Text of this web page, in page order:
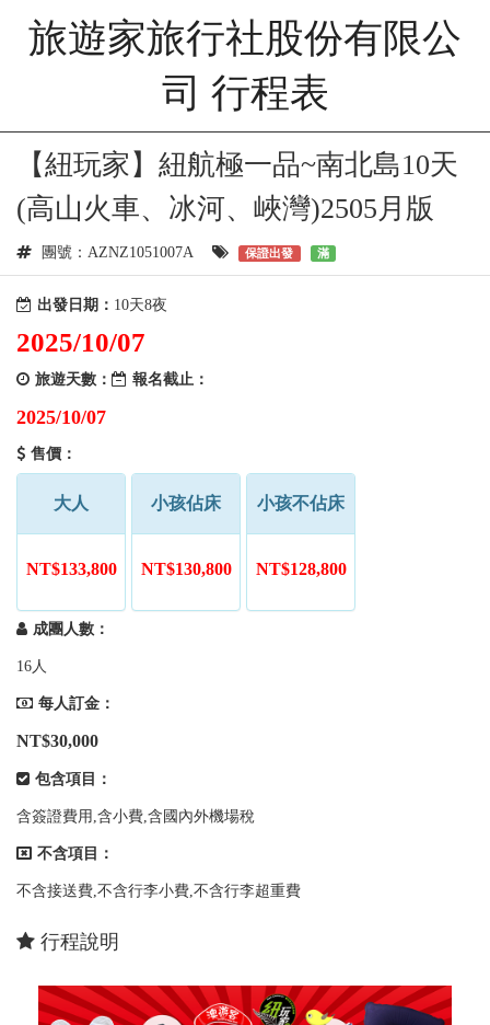
旅遊家旅行社股份有限公
司 行程表
【紐玩家】紐航極一品~南北島10天
(高山火車、冰河、峽灣)2505月版
團號：AZNZ1051007A 保證出發 滿
出發日期：
2025/10/07
旅遊天數：
10天8夜
報名截止：
2025/10/07
售價：
大人
NT$133,800
小孩佔床
NT$130,800
小孩不佔床
NT$128,800
成團人數：
16人
每人訂金：
NT$30,000
包含項目：
含簽證費用,含小費,含國內外機場稅
不含項目：
不含接送費,不含行李小費,不含行李超重費
行程說明